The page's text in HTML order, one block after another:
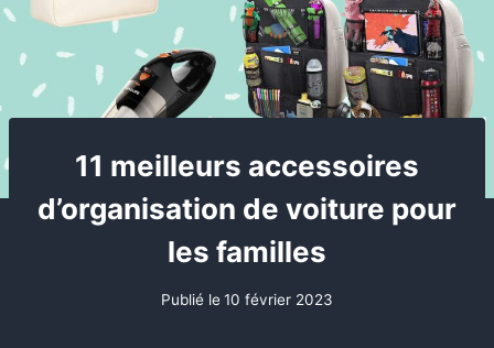
11 meilleurs accessoires
d’organisation de voiture pour
les familles
Publié le10 février 2023